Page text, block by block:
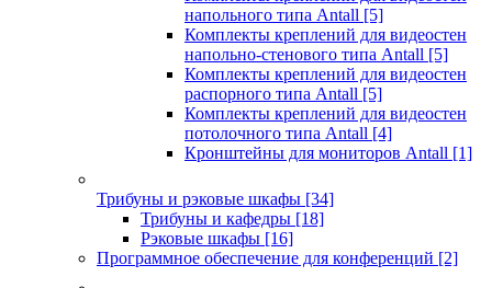
напольного типа Antall [5]
Комплекты креплений для видеостен
напольно-стенового типа Antall [5]
Комплекты креплений для видеостен
распорного типа Antall [5]
Комплекты креплений для видеостен
потолочного типа Antall [4]
Кронштейны для мониторов Antall [1]
Трибуны и рэковые шкафы [34]
Трибуны и кафедры [18]
Рэковые шкафы [16]
Программное обеспечение для конференций [2]